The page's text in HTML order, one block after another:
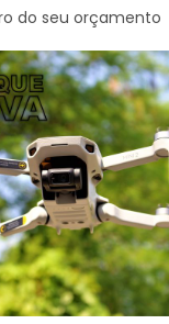
do seu orçamento